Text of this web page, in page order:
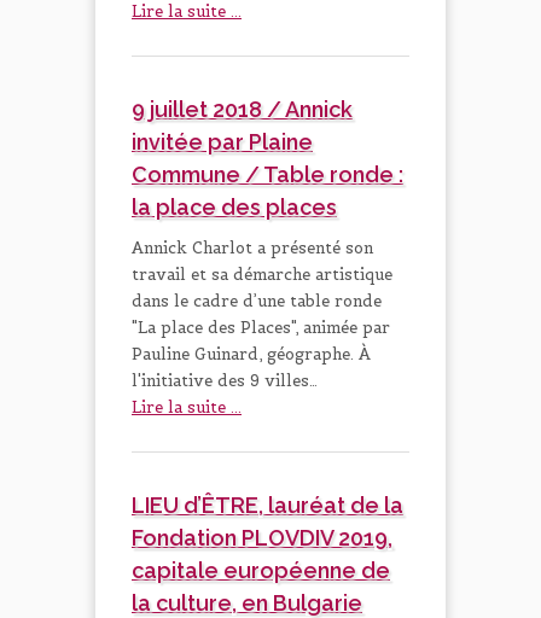
Lire la suite ...
9 juillet 2018 / Annick
invitée par Plaine
Commune / Table ronde :
la place des places
Annick Charlot a présenté son
travail et sa démarche artistique
dans le cadre d’une table ronde
"La place des Places", animée par
Pauline Guinard, géographe. À
l'initiative des 9 villes…
Lire la suite ...
LIEU d’ÊTRE, lauréat de la
Fondation PLOVDIV 2019,
capitale européenne de
la culture, en Bulgarie